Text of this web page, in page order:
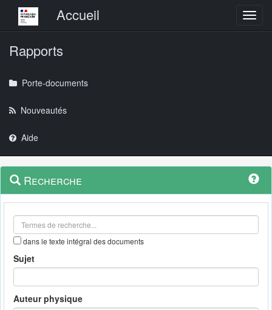
Menu principalAccueil
Rapports
Porte-documents
Nouveautés
Aide
Navigation
outils
Menu
contextuel
Recherche
dans le texte intégral des documents
Sujet
Auteur physique